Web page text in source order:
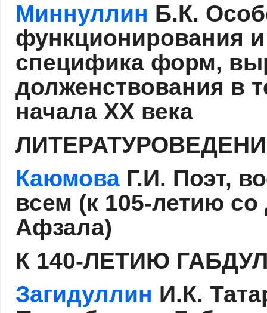
Миннуллин Б.К.
функционирования и
специфика форм,
долженствования в
начала XX века
Каюмова Г.И. Поэт,
всем (к 105-летию
Афзала)
К 140-ЛЕТИЮ
Загидуллин И.К.